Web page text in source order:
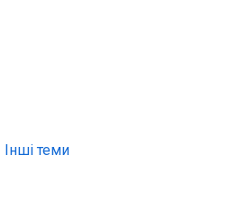
Інші теми